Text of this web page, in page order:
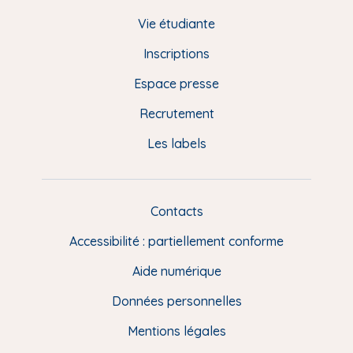
e
Vie étudiante
Inscriptions
Espace presse
Recrutement
Les labels
L
n
u
t
Contacts
Accessibilité : partiellement conforme
Aide numérique
Données personnelles
Mentions légales